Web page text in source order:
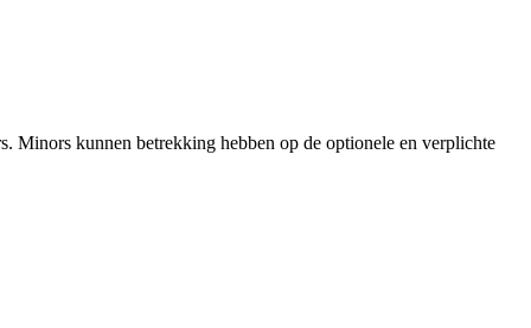
Minors kunnen betrekking hebben op de optionele en verplichte